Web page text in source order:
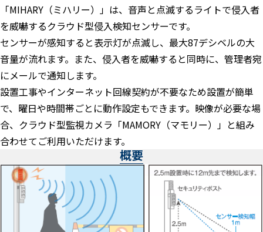
「MIHARY（ミハリー）」は、音声と点滅するライトで侵入者
を威嚇するクラウド型侵入検知センサーです。
センサーが感知すると表⽰灯が点滅し、最大87デシベルの大
音量が流れます。また、侵入者を威嚇すると同時に、管理者宛
にメールで通知します。
設置工事やインターネット回線契約が不要なため設置が簡単
で、曜日や時間帯ごとに動作設定もできます。映像が必要な場
合、クラウド型監視カメラ「MAMORY（マモリー）」と組み
合わせてご利用いただけます。
概要